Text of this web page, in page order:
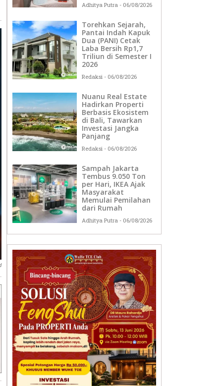
Adhitya Putra 06/08/2026
Torehkan Sejarah,
Pantai Indah Kapuk
Dua (PANI) Cetak
Laba Bersih Rp1,7
Triliun di Semester I
2026
Redaksi 06/08/2026
Nuanu Real Estate
Hadirkan Properti
Berbasis Ekosistem
di Bali, Tawarkan
Investasi Jangka
Panjang
Redaksi 06/08/2026
Sampah Jakarta
Tembus 9.050 Ton
per Hari, IKEA Ajak
Masyarakat
Memulai Pemilahan
dari Rumah
Adhitya Putra 06/08/2026